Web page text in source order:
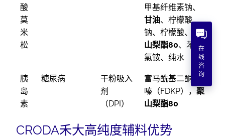
酸
莫
米
松
甲基纤维素钠、
甘油、柠檬酸
钠、柠檬酸、
聚
山梨酯80、苯扎
氯铵、纯水
胰
岛
素
糖尿病
干粉吸入
剂
（DPI）
富马酰基二酮哌
嗪（FDKP），聚
山梨酯80
CRODA禾大高纯度辅料优势
在
线
咨
询